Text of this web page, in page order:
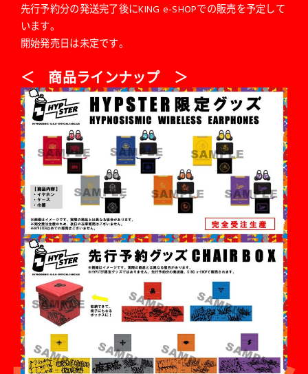
先行予約分の発送完了後にKING e-SHOPでの販売を予定して
います。
開始発売日は未定です。
＜ 商品ラインナップ ＞